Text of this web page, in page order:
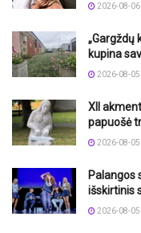
2026-08-06
„Gargždų
kupina
2026-08-05
XII
papuošė
2026-08-05
Palangos
išskirtinis
2026-08-05